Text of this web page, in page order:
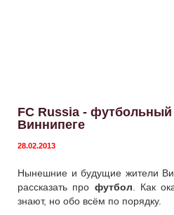
FC Russia - футбольный
Виннипеге
28.02.2013
Нынешние и будущие жители
рассказать про футбол . Как
знают, но обо всём по порядку.